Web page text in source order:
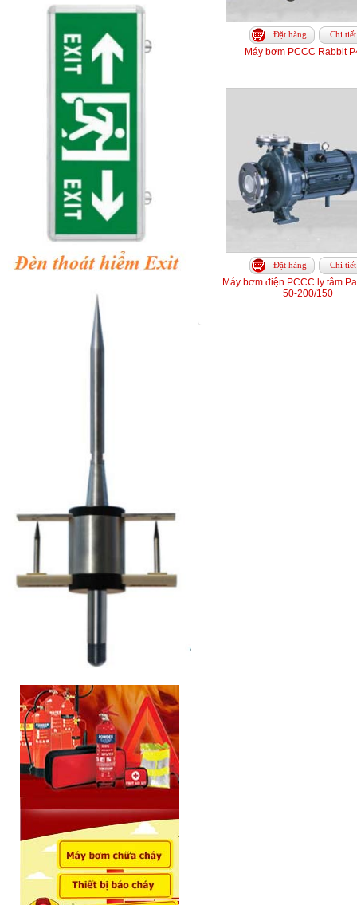
Đặt hàng Chi tiết
Máy bơm PCCC Rabbit
Đặt hàng Chi tiết
Máy bơm điện PCCC ly tâm
50-200/150